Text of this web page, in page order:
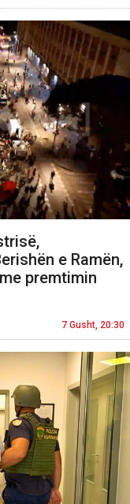
e Ramën,
premtimin
7 Gusht, 20:30